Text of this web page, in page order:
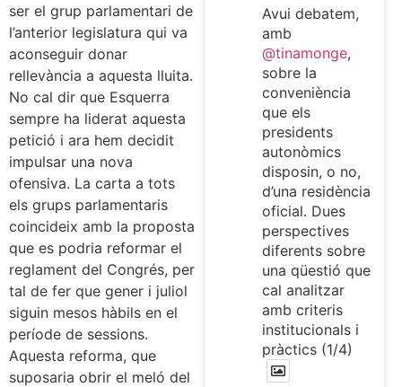
ser el grup parlamentari de
l’anterior legislatura qui va
aconseguir donar
rellevància a aquesta lluita.
No cal dir que Esquerra
sempre ha liderat aquesta
petició i ara hem decidit
impulsar una nova
ofensiva. La carta a tots
els grups parlamentaris
coincideix amb la proposta
que es podria reformar el
reglament del Congrés, per
tal de fer que gener i juliol
siguin mesos hàbils en el
període de sessions.
Aquesta reforma, que
suposaria obrir el meló del
Avui debatem,
amb
@tinamonge,
sobre la
conveniència
que els
presidents
autonòmics
disposin, o no,
d’una residència
oficial. Dues
perspectives
diferents sobre
una qüestió que
cal analitzar
amb criteris
institucionals i
pràctics (1/4)